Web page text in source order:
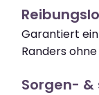
Garantiert
Randers
Sorgen-